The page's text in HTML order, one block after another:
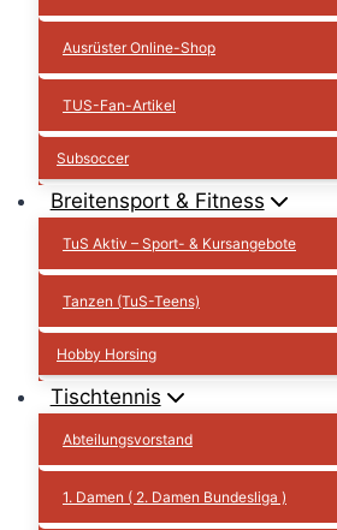
Ausrüster Online-Shop
TUS-Fan-Artikel
Subsoccer
Breitensport & Fitness
TuS Aktiv – Sport- & Kursangebote
Tanzen (TuS-Teens)
Hobby Horsing
Tischtennis
Abteilungsvorstand
1. Damen ( 2. Damen Bundesliga )